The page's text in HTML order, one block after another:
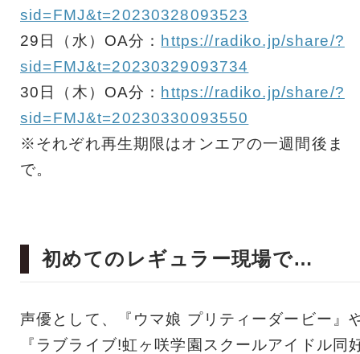
sid=FMJ&t=20230328093523
29日（水）OA分： https://radiko.jp/share/?
sid=FMJ&t=20230329093734
30日（木）OA分： https://radiko.jp/share/?
sid=FMJ&t=20230330093550
※それぞれ再生期限はオンエアの一週間後ま
で。
初めてのレギュラー現場で…
声優として、『ウマ娘 プリティーダービー』
『ラブライブ!虹ヶ咲学園スクールアイドル同